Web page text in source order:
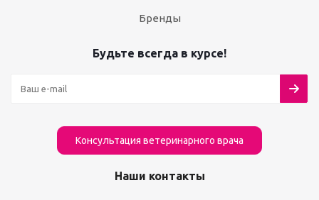
Бренды
Будьте всегда в курсе!
Консультация ветеринарного врача
Наши контакты